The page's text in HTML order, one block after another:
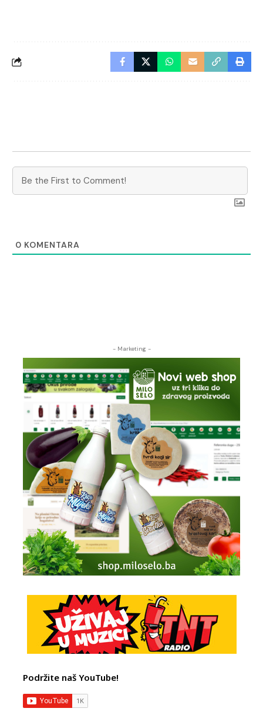
0 KOMENTARA
- Marketing -
Podržite naš YouTube!